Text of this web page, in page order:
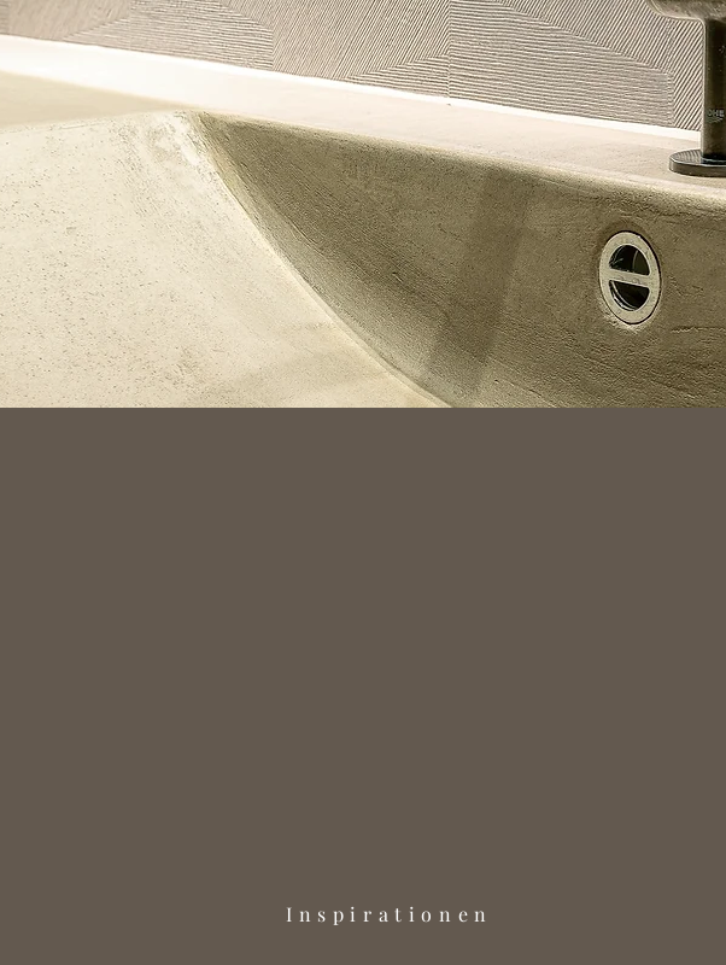
Inspirationen